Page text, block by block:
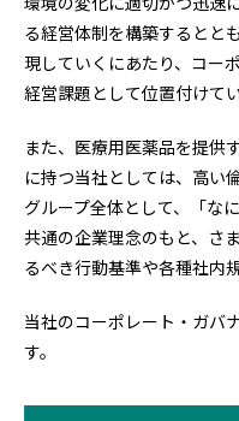
る経営体制を構築するとと
現していくにあたり、コー
経営課題として位置付けてい
また、医療用医薬品を提供
に持つ当社としては、高い
グループ全体として、「な
共通の企業理念のもと、さ
るべき行動基準や各種社内
当社のコーポレート・ガバ
す。